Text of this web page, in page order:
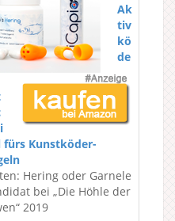
Ak
tiv
kö
de
Kunstköder-
Hering oder Garnele
bei „Die Höhle der
2019